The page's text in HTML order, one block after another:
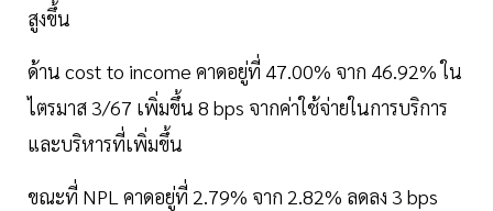
สูงขึ้น
ด้าน cost to income คาดอยู่ที่ 47.00% จาก 46.92% ใน
ไตรมาส 3/67 เพิ่มขึ้น 8 bps จากค่าใช้จ่ายในการบริการ
และบริหารที่เพิ่มขึ้น
ขณะที่ NPL คาดอยู่ที่ 2.79% จาก 2.82% ลดลง 3 bps